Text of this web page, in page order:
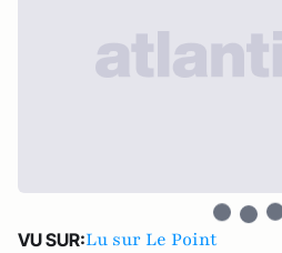
VU SUR:Lu sur Le Point